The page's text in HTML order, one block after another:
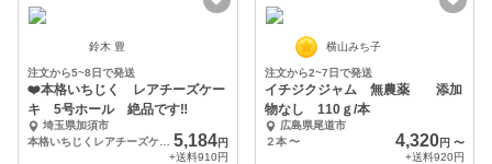
鈴木 豊
注文から5~8日で発送
❤️本格いちじく レアチーズケー
キ 5号ホール 絶品です‼️
埼玉県加須市
5,184円
+送料910円
横山みち子
注文から2~7日で発送
イチジクジャム 無農薬 添加
物なし 110ｇ/本
広島県尾道市
２本 〜 4,320円 〜
+送料920円